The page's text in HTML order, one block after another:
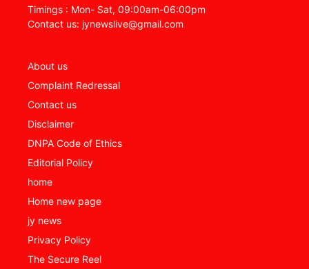
Timings : Mon- Sat, 09:00am-06:00pm
Contact us: jynewslive@gmail.com
About us
Complaint Redressal
Contact us
Disclaimer
DNPA Code of Ethics
Editorial Policy
home
Home new page
jy news
Privacy Policy
The Secure Reel